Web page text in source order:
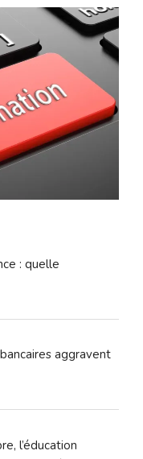
: quelle
aggravent
l’éducation